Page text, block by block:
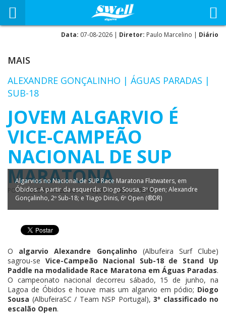
Data: 07-08-2026 | Diretor: Paulo Marcelino | Diário
MAIS
ALEXANDRE GONÇALINHO | ÁGUAS PARADAS |
SUB-18
JOVEM ALGARVIO É
VICE-CAMPEÃO
NACIONAL DE SUP
MARATONA
PORPAULO MARCELINOEM16 JUNHO, 2019 - 22:16
Algarvios no Nacional de SUP Race Maratona Flatwaters, em
Óbidos. A partir da esquerda: Diogo Sousa, 3º Open; Alexandre
Gonçalinho, 2º Sub-18; e Tiago Dinis, 6º Open (®DR)
O algarvio Alexandre Gonçalinho (Albufeira Surf Clube)
sagrou-se Vice-Campeão Nacional Sub-18 de Stand Up
Paddle na modalidade Race Maratona em Águas Paradas.
O campeonato nacional decorreu sábado, 15 de junho, na
Lagoa de Óbidos e houve mais um algarvio em pódio; Diogo
Sousa (AlbufeiraSC / Team NSP Portugal), 3º classificado no
escalão Open.